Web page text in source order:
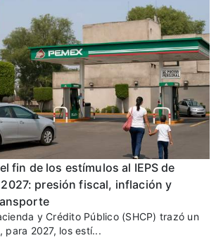
fin de los estímulos al IEPS de
presión fiscal, inflación y
y Crédito Público (SHCP) trazó un
para 2027, los estí...